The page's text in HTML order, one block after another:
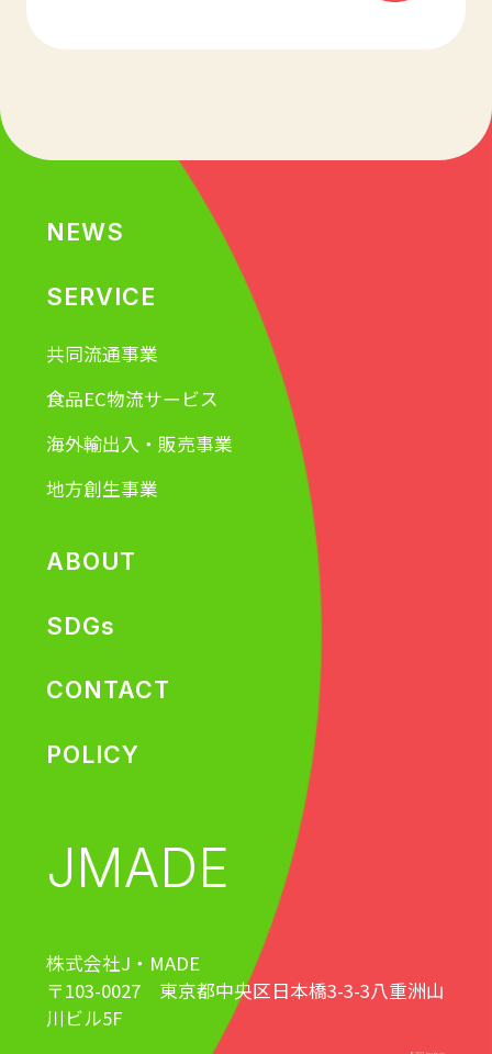
NEWS
SERVICE
共同流通事業
食品EC物流サービス
海外輸出入・販売事業
地方創生事業
ABOUT
SDGs
CONTACT
POLICY
JMADE
株式会社J・MADE
〒103-0027 東京都中央区日本橋3-3-3八重洲山
川ビル5F